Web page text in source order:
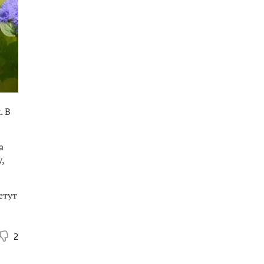
В
2